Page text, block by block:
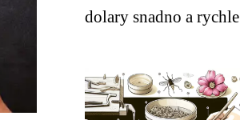
dolary snadno a rychle